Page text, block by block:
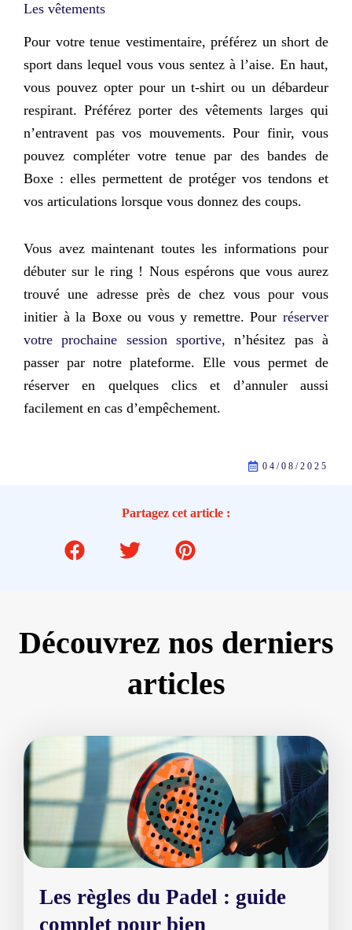
Les vêtements
Pour votre tenue vestimentaire, préférez un short de
sport dans lequel vous vous sentez à l’aise. En haut,
vous pouvez opter pour un t-shirt ou un débardeur
respirant. Préférez porter des vêtements larges qui
n’entravent pas vos mouvements. Pour finir, vous
pouvez compléter votre tenue par des bandes de
Boxe : elles permettent de protéger vos tendons et
vos articulations lorsque vous donnez des coups.
Vous avez maintenant toutes les informations pour
débuter sur le ring ! Nous espérons que vous aurez
trouvé une adresse près de chez vous pour vous
initier à la Boxe ou vous y remettre. Pour réserver
votre prochaine session sportive, n’hésitez pas à
passer par notre plateforme. Elle vous permet de
réserver en quelques clics et d’annuler aussi
facilement en cas d’empêchement.
04/08/2025
Partagez cet article :
Découvrez nos derniers
articles
Les règles du Padel : guide
complet pour bien
PagePagePage